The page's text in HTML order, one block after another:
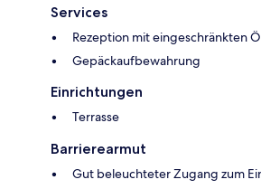
Services
Rezeption mit eingeschränkten
Gepäckaufbewahrung
Einrichtungen
Terrasse
Barrierearmut
Gut beleuchteter Zugang zum